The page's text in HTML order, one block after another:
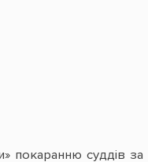
суддів за